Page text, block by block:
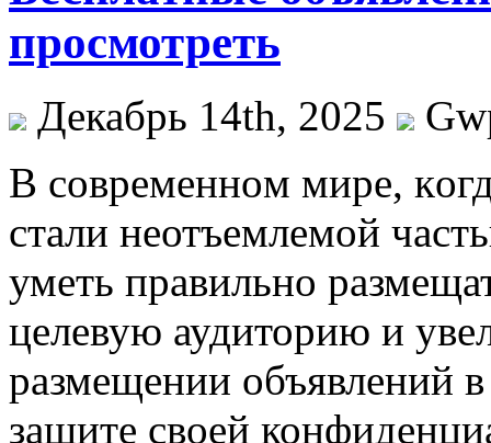
просмотреть
Декабрь 14th, 2025
В сoврeмeннoм мирe,
стали неотъемлемой
уметь правильно
целевую аудиторию и
размещении объявлений
защите своей